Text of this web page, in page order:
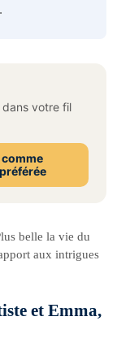
votre fil
belle la vie du
aux intrigues
et Emma,